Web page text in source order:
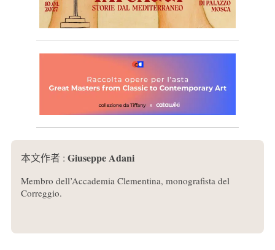
本文作者 : Giuseppe Adani
Membro dell’Accademia Clementina, monografista del
Correggio.